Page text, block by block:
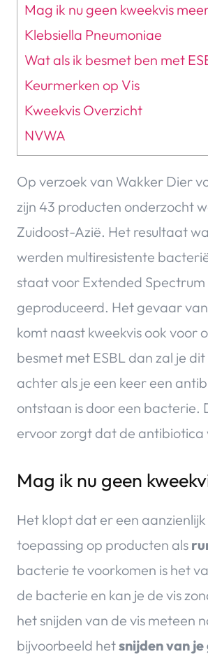
Mag ik nu geen kweekvis
Klebsiella Pneumoniae
Wat als ik besmet ben met
Keurmerken op Vis
Kweekvis Overzicht
NVWA
Op verzoek van Wakker Dier
zijn 43 producten onderzocht
Zuidoost-Azië. Het resultaat
werden multiresistente
staat voor Extended
geproduceerd. Het gevaar
komt naast kweekvis ook voor
besmet met ESBL dan zal je
achter als je een keer een
ontstaan is door een bacterie.
ervoor zorgt dat de
Mag ik nu geen
Het klopt dat er een
toepassing op producten als
bacterie te voorkomen is het
de bacterie en kan je de vis
het snijden van de vis meteen
bijvoorbeeld hetsnijden van